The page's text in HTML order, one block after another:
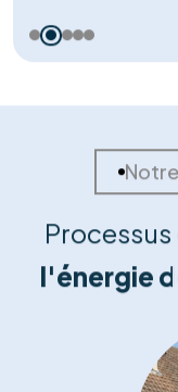
Nos clients